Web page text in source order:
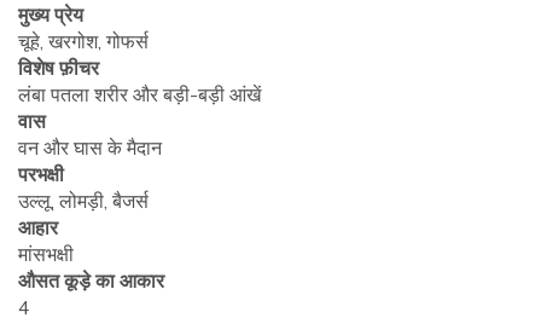
मुख्य प्रेय
चूहे, खरगोश, गोफर्स
विशेष फ़ीचर
लंबा पतला शरीर और बड़ी-बड़ी आंखें
वास
वन और घास के मैदान
परभक्षी
उल्लू, लोमड़ी, बैजर्स
आहार
मांसभक्षी
औसत कूड़े का आकार
4